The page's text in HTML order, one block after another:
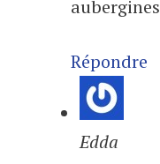
Répondre
Edda